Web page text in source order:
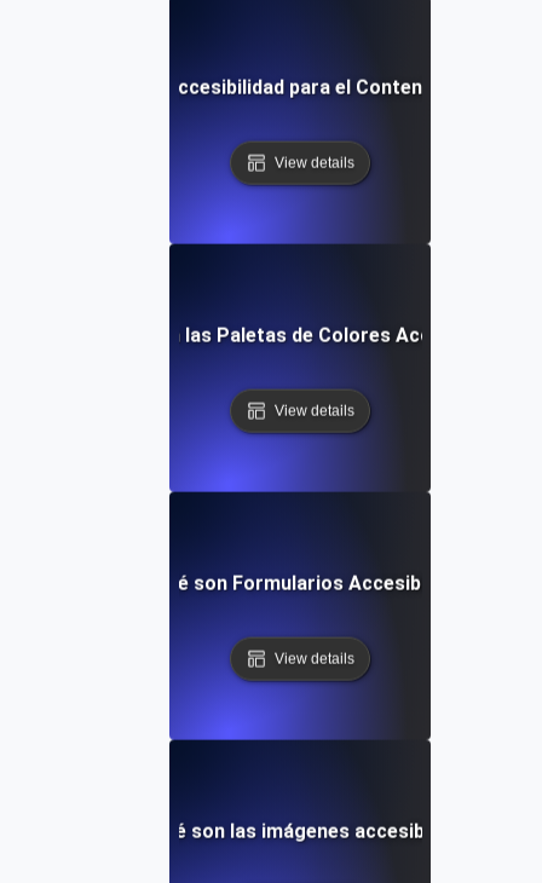
Directrices de Accesibilidad para el Contenido Web
View details
¿Qué son las Paletas de Colores Accesibles?
View details
¿Qué son Formularios Accesibles?
View details
¿Qué son las imágenes accesibles?